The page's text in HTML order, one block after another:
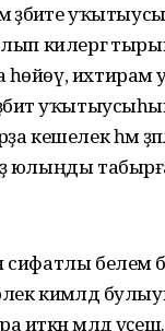
әҙәбиәте
килергә
ихтирам
әҙәбиәт
кешелек һәм
табырға
сифатлы белем
кимәлдә
мәлдә